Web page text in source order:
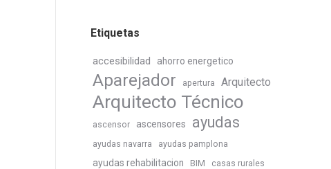
Etiquetas
accesibilidad ahorro energetico
Aparejador apertura Arquitecto
Arquitecto Técnico
ascensor ascensores ayudas
ayudas navarra ayudas pamplona
ayudas rehabilitacion BIM casas rurales